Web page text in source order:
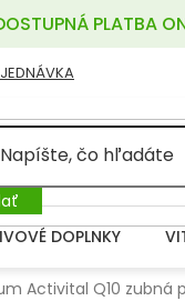
PLATBA
DOPLNKY
Activital Q10 zubná